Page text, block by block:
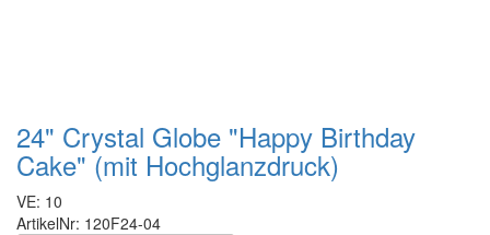
24" Crystal Globe "Happy Birthday
Cake" (mit Hochglanzdruck)
VE: 10
ArtikelNr: 120F24-04